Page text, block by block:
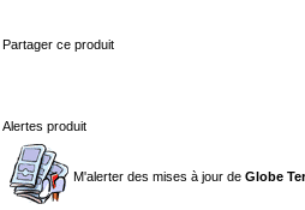
Partager ce produit
Alertes produit
M'alerter des mises à jour de Globe